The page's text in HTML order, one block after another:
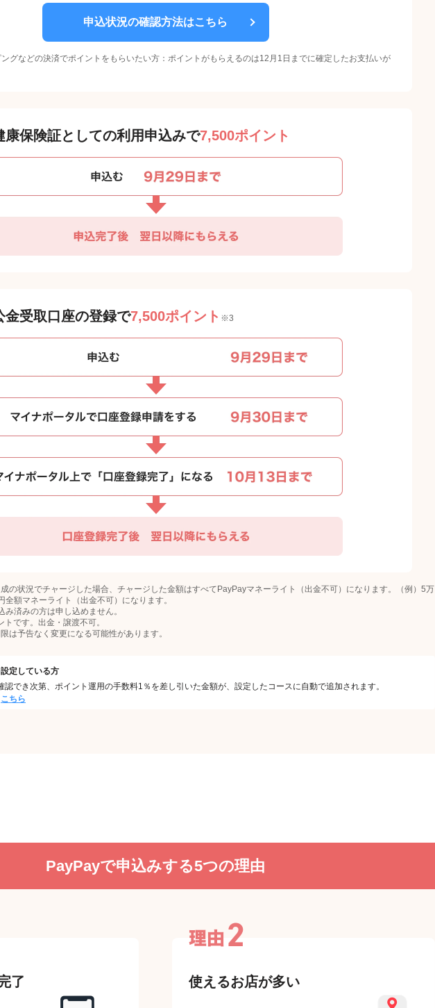
申込状況の確認方法はこちら
グなどの決済でポイントをもらいたい方：ポイントがもらえるのは12月1日までに確定したお支払いが
康保険証としての利用申込みで7,500ポイント
金受取口座の登録で7,500ポイント ※3
の状況でチャージした場合、チャージした金額はすべてPayPayマネーライト（出金不可）になります。（例）5万
額マネーライト（出金不可）になります。
済みの方は申し込めません。
です。出金・譲渡不可。
は予告なく変更になる可能性があります。
定している方
でき次第、ポイント運用の手数料1％を差し引いた金額が、設定したコースに自動で追加されます。
こちら
PayPayで申込みする5つの理由
了 使えるお店が多い